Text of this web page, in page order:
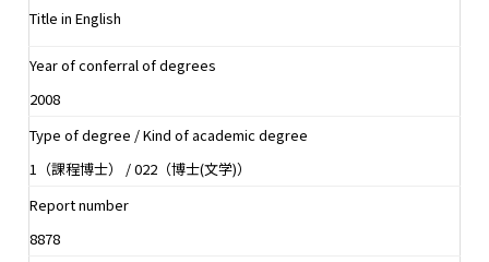
Title in English
Year of conferral of degrees
2008
Type of degree / Kind of academic degree
1（課程博士） / 022（博士(文学)）
Report number
8878